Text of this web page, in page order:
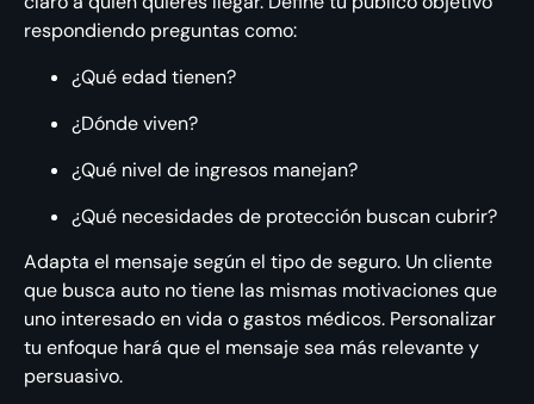
respondiendo preguntas como:
¿Qué edad tienen?
¿Dónde viven?
¿Qué nivel de ingresos manejan?
¿Qué necesidades de protección buscan cubrir?
Adapta el mensaje según el tipo de seguro. Un cliente
que busca auto no tiene las mismas motivaciones que
uno interesado en vida o gastos médicos. Personalizar
tu enfoque hará que el mensaje sea más relevante y
persuasivo.